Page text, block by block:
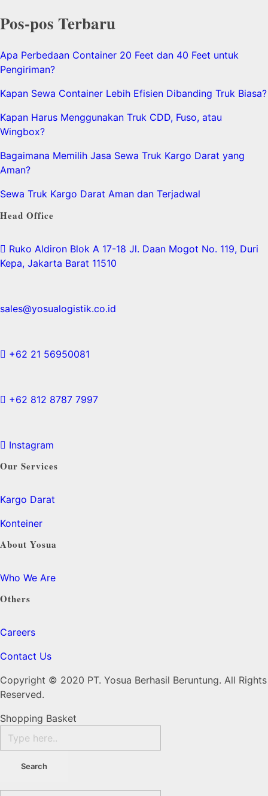
Pos-pos Terbaru
Apa Perbedaan Container 20 Feet dan 40 Feet untuk
Pengiriman?
Kapan Sewa Container Lebih Efisien Dibanding Truk Biasa?
Kapan Harus Menggunakan Truk CDD, Fuso, atau
Wingbox?
Bagaimana Memilih Jasa Sewa Truk Kargo Darat yang
Aman?
Sewa Truk Kargo Darat Aman dan Terjadwal
Head Office
Ruko Aldiron Blok A 17-18 Jl. Daan Mogot No. 119, Duri
Kepa, Jakarta Barat 11510
sales@yosualogistik.co.id
+62 21 56950081
+62 812 8787 7997
Instagram
Our Services
Kargo Darat
Konteiner
About Yosua
Who We Are
Others
Careers
Contact Us
Copyright © 2020 PT. Yosua Berhasil Beruntung. All Rights
Reserved.
Shopping Basket